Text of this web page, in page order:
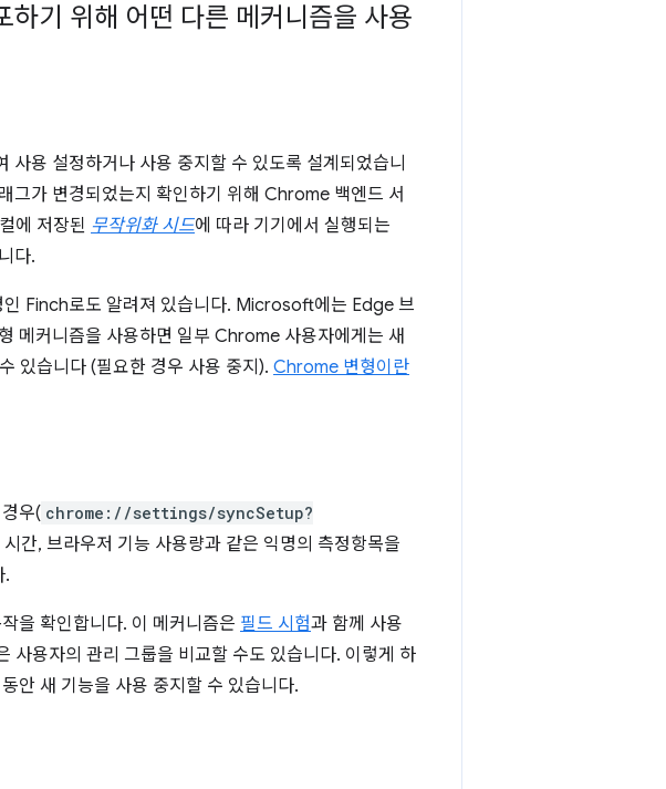
기 위해 어떤 다른 메커니즘을 사용
사용 설정하거나 사용 중지할 수 있도록 설계되었습니
그가 변경되었는지 확인하기 위해 Chrome 백엔드 서
에 저장된 무작위화 시드에 따라 기기에서 실행되는
다.
Finch로도 알려져 있습니다. Microsoft에는 Edge 브
메커니즘을 사용하면 일부 Chrome 사용자에게는 새
있습니다 (필요한 경우 사용 중지). Chrome 변형이란
우( chrome://settings/syncSetup?
간, 브라우저 기능 사용량과 같은 익명의 측정항목을
.
을 확인합니다. 이 메커니즘은 필드 시험과 함께 사용
사용자의 관리 그룹을 비교할 수도 있습니다. 이렇게 하
안 새 기능을 사용 중지할 수 있습니다.